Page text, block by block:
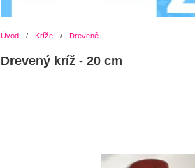
Úvod / Kríže / Drevené
Drevený kríž - 20 cm